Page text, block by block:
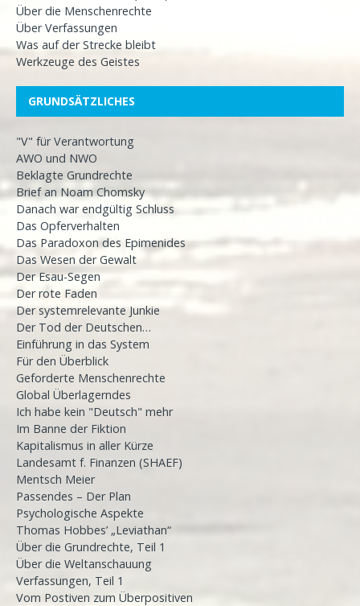
Über die Menschenrechte
Über Verfassungen
Was auf der Strecke bleibt
Werkzeuge des Geistes
GRUNDSÄTZLICHES
"V" für Verantwortung
AWO und NWO
Beklagte Grundrechte
Brief an Noam Chomsky
Danach war endgültig Schluss
Das Opferverhalten
Das Paradoxon des Epimenides
Das Wesen der Gewalt
Der Esau-Segen
Der rote Faden
Der systemrelevante Junkie
Der Tod der Deutschen…
Einführung in das System
Für den Überblick
Geforderte Menschenrechte
Global Überlagerndes
Ich habe kein "Deutsch" mehr
Im Banne der Fiktion
Kapitalismus in aller Kürze
Landesamt f. Finanzen (SHAEF)
Mentsch Meier
Passendes – Der Plan
Psychologische Aspekte
Thomas Hobbes’ „Leviathan“
Über die Grundrechte, Teil 1
Über die Weltanschauung
Verfassungen, Teil 1
Vom Postiven zum Überpositiven